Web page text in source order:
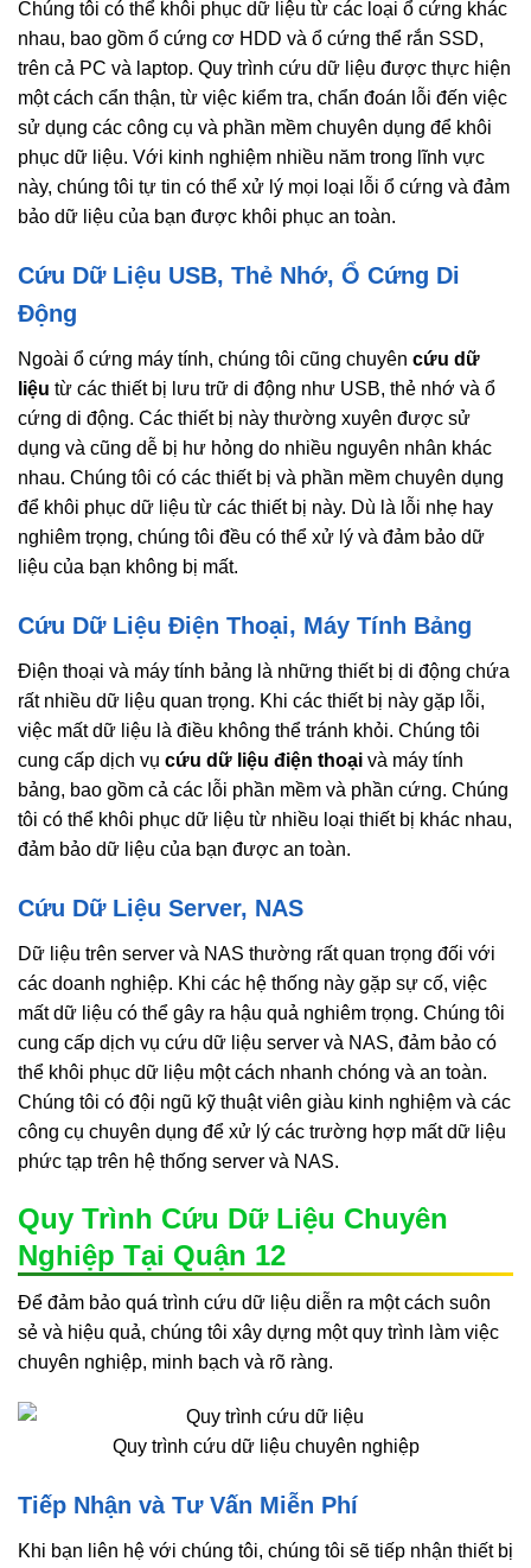
Chúng tôi có thể khôi phục dữ liệu từ các loại ổ cứng khác
nhau, bao gồm ổ cứng cơ HDD và ổ cứng thể rắn SSD,
trên cả PC và laptop. Quy trình cứu dữ liệu được thực hiện
một cách cẩn thận, từ việc kiểm tra, chẩn đoán lỗi đến việc
sử dụng các công cụ và phần mềm chuyên dụng để khôi
phục dữ liệu. Với kinh nghiệm nhiều năm trong lĩnh vực
này, chúng tôi tự tin có thể xử lý mọi loại lỗi ổ cứng và đảm
bảo dữ liệu của bạn được khôi phục an toàn.
Cứu Dữ Liệu USB, Thẻ Nhớ, Ổ Cứng Di
Động
Ngoài ổ cứng máy tính, chúng tôi cũng chuyên cứu dữ
liệu từ các thiết bị lưu trữ di động như USB, thẻ nhớ và ổ
cứng di động. Các thiết bị này thường xuyên được sử
dụng và cũng dễ bị hư hỏng do nhiều nguyên nhân khác
nhau. Chúng tôi có các thiết bị và phần mềm chuyên dụng
để khôi phục dữ liệu từ các thiết bị này. Dù là lỗi nhẹ hay
nghiêm trọng, chúng tôi đều có thể xử lý và đảm bảo dữ
liệu của bạn không bị mất.
Cứu Dữ Liệu Điện Thoại, Máy Tính Bảng
Điện thoại và máy tính bảng là những thiết bị di động chứa
rất nhiều dữ liệu quan trọng. Khi các thiết bị này gặp lỗi,
việc mất dữ liệu là điều không thể tránh khỏi. Chúng tôi
cung cấp dịch vụ cứu dữ liệu điện thoại và máy tính
bảng, bao gồm cả các lỗi phần mềm và phần cứng. Chúng
tôi có thể khôi phục dữ liệu từ nhiều loại thiết bị khác nhau,
đảm bảo dữ liệu của bạn được an toàn.
Cứu Dữ Liệu Server, NAS
Dữ liệu trên server và NAS thường rất quan trọng đối với
các doanh nghiệp. Khi các hệ thống này gặp sự cố, việc
mất dữ liệu có thể gây ra hậu quả nghiêm trọng. Chúng tôi
cung cấp dịch vụ cứu dữ liệu server và NAS, đảm bảo có
thể khôi phục dữ liệu một cách nhanh chóng và an toàn.
Chúng tôi có đội ngũ kỹ thuật viên giàu kinh nghiệm và các
công cụ chuyên dụng để xử lý các trường hợp mất dữ liệu
phức tạp trên hệ thống server và NAS.
Quy Trình Cứu Dữ Liệu Chuyên
Nghiệp Tại Quận 12
Để đảm bảo quá trình cứu dữ liệu diễn ra một cách suôn
sẻ và hiệu quả, chúng tôi xây dựng một quy trình làm việc
chuyên nghiệp, minh bạch và rõ ràng.
Quy trình cứu dữ liệu chuyên nghiệp
Tiếp Nhận và Tư Vấn Miễn Phí
Khi bạn liên hệ với chúng tôi, chúng tôi sẽ tiếp nhận thiết bị